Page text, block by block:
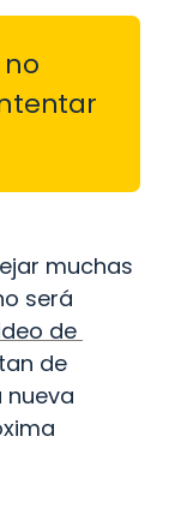
no
muchas
será
de
de
nueva